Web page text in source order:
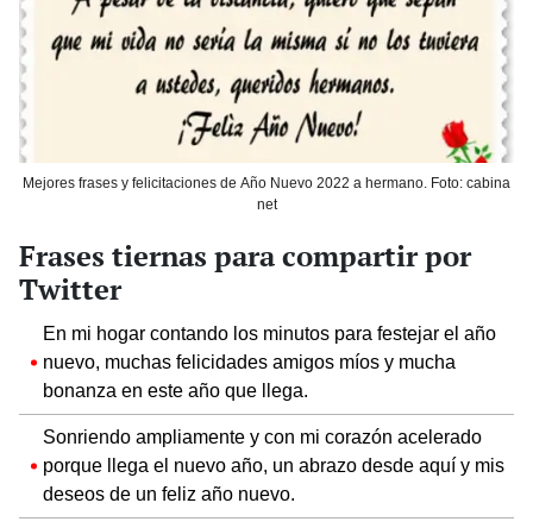
Mejores frases y felicitaciones de Año Nuevo 2022 a hermano. Foto: cabina
net
Frases tiernas para compartir por
Twitter
En mi hogar contando los minutos para festejar el año
nuevo, muchas felicidades amigos míos y mucha
bonanza en este año que llega.
Sonriendo ampliamente y con mi corazón acelerado
porque llega el nuevo año, un abrazo desde aquí y mis
deseos de un feliz año nuevo.